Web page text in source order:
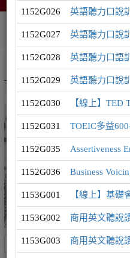
相關連結
推廣課程 英語系列
英語
精
1152G026 英語聽力口說
1152G027 英語聽力口說
1152G028 英語聽力口語
1152G029 英語聽力口說
1152G030 【線上】
1152G031 TOEIC多益
1152G035 Assertiveness
1152G036 Business
1153G001 【線上】基
1153G002 商用英文聽說
1153G003 商用英文聽說